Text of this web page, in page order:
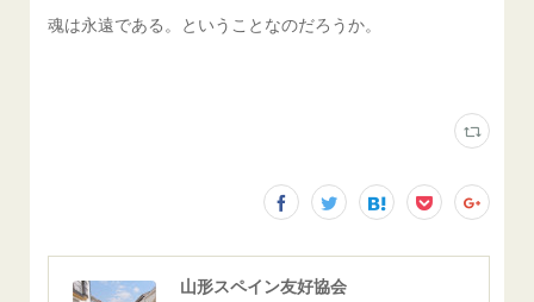
魂は永遠である。ということなのだろうか。
山形スペイン友好協会